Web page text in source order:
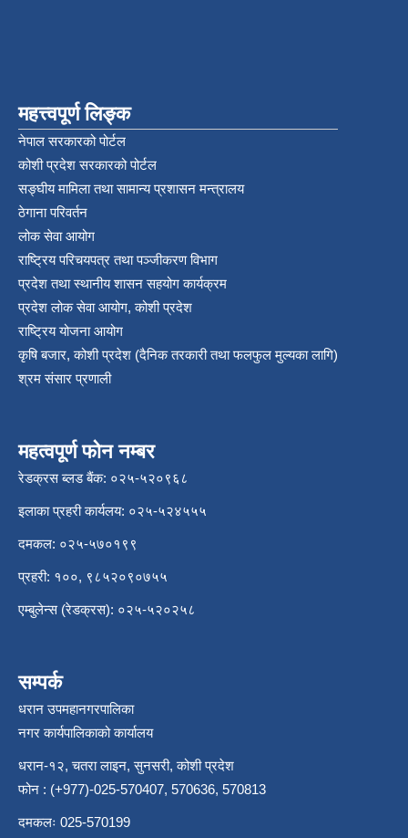
महत्त्वपूर्ण लिङ्क
नेपाल सरकारको पोर्टल
कोशी प्रदेश सरकारको पोर्टल
सङ्‍घीय मामिला तथा सामान्य प्रशासन मन्त्रालय
ठेगाना परिवर्तन
लोक सेवा आयोग
राष्ट्रिय परिचयपत्र तथा पञ्‍जीकरण विभाग
प्रदेश तथा स्थानीय शासन सहयोग कार्यक्रम
प्रदेश लोक सेवा आयोग, कोशी प्रदेश
राष्ट्रिय योजना आयोग
कृषि बजार, कोशी प्रदेश (दैनिक तरकारी तथा फलफुल मुल्यका लागि)
श्रम संसार प्रणाली
महत्वपूर्ण फोन नम्बर
रेडक्रस ब्लड बैंक: ०२५-५२०९६८
इलाका प्रहरी कार्यलय: ०२५-५२४५५५
दमकल: ०२५-५७०१९९
प्रहरी: १००, ९८५२०९०७५५
एम्बुलेन्स (रेडक्रस): ०२५-५२०२५८
सम्पर्क
धरान उपमहानगरपालिका
नगर कार्यपालिकाको कार्यालय
धरान-१२, चतरा लाइन, सुनसरी, कोशी प्रदेश
फोन : (+977)-025-570407, 570636, 570813
दमकलः 025-570199